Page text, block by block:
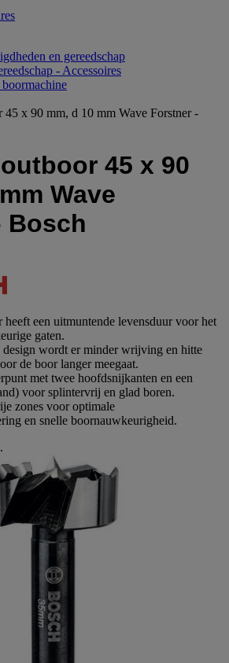
en gereedschap
- Accessoires
45 x 90 mm, d 10 mm Wave Forstner -
45 x 90
Wave
Bosch
een uitmuntende levensduur voor het
gaten.
design wordt er minder wrijving en hitte
de boor langer meegaat.
met twee hoofdsnijkanten en een
voor splintervrij en glad boren.
zones voor optimale
en snelle boornauwkeurigheid.